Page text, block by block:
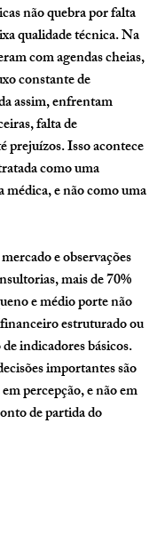
não quebra por falta
qualidade técnica. Na
com agendas cheias,
constante de
assim, enfrentam
falta de
prejuízos. Isso acontece
como uma
médica, e não como uma
e observações
mais de 70%
e médio porte não
estruturado ou
indicadores básicos.
importantes são
percepção, e não em
de partida do